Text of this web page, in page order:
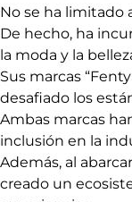
No se ha limitado
De hecho, ha
la moda y la
Sus marcas
desafiado los
Ambas marcas
inclusión en la
Además, al
creado un